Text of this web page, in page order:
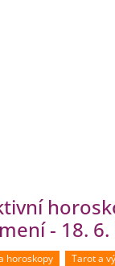
- 18. 6.
horoskopy Tarot a